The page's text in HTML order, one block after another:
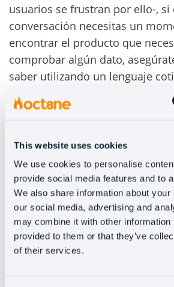
This website uses cookies
We use cookies to personalise
provide social media features and to
We also share information about
our social media, advertising and
may combine it with other information
provided to them or that they’ve
of their services.
usuarios se frustran por ello-, si
conversación necesitas un
encontrar el producto que
comprobar algún dato,
saber utilizando un lenguaje
Intenta hablar con ellos como
favor”.El secreto está en la
como te gustaría que te
emojis 😉
2. Aparecer justo
necesitan